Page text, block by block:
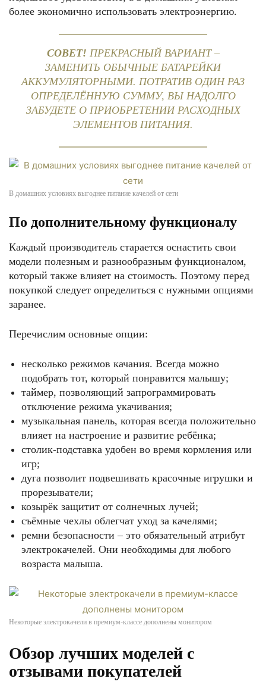
более экономично использовать электроэнергию.
СОВЕТ! ПРЕКРАСНЫЙ ВАРИАНТ –
ЗАМЕНИТЬ ОБЫЧНЫЕ БАТАРЕЙКИ
АККУМУЛЯТОРНЫМИ. ПОТРАТИВ ОДИН РАЗ
ОПРЕДЕЛЁННУЮ СУММУ, ВЫ НАДОЛГО
ЗАБУДЕТЕ О ПРИОБРЕТЕНИИ РАСХОДНЫХ
ЭЛЕМЕНТОВ ПИТАНИЯ.
В домашних условиях выгоднее питание качелей от сети
По дополнительному функционалу
Каждый производитель старается оснастить свои
модели полезным и разнообразным функционалом,
который также влияет на стоимость. Поэтому перед
покупкой следует определиться с нужными опциями
заранее.
Перечислим основные опции:
несколько режимов качания. Всегда можно
подобрать тот, который понравится малышу;
таймер, позволяющий запрограммировать
отключение режима укачивания;
музыкальная панель, которая всегда положительно
влияет на настроение и развитие ребёнка;
столик-подставка удобен во время кормления или
игр;
дуга позволит подвешивать красочные игрушки и
прорезыватели;
козырёк защитит от солнечных лучей;
съёмные чехлы облегчат уход за качелями;
ремни безопасности – это обязательный атрибут
электрокачелей. Они необходимы для любого
возраста малыша.
Некоторые электрокачели в премиум-классе дополнены монитором
Обзор лучших моделей с
отзывами покупателей